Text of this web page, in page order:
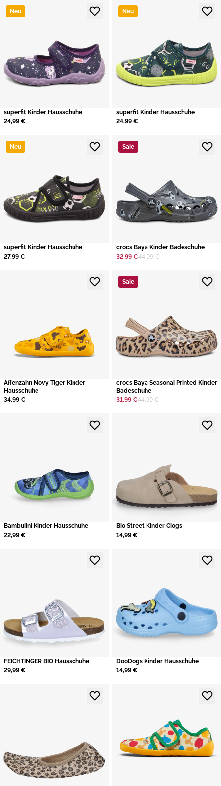
Neu
superfit Kinder Hausschuhe
24,99 €
Neu
superfit Kinder Hausschuhe
24,99 €
Neu
superfit Kinder Hausschuhe
27,99 €
Sale
crocs Baya Kinder Badeschuhe
32,99 €44,99 €
Affenzahn Movy Tiger Kinder
Hausschuhe
34,99 €
Sale
crocs Baya Seasonal Printed Kinder
Badeschuhe
31,99 €44,99 €
Bambulini Kinder Hausschuhe
22,99 €
Bio Street Kinder Clogs
14,99 €
FEICHTINGER BIO Hausschuhe
29,99 €
DooDogs Kinder Hausschuhe
14,99 €